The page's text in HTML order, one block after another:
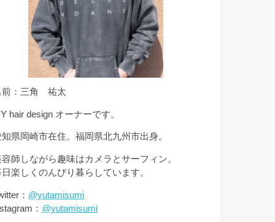
前：三角 祐太
hair design オーナーです。
知県岡崎市在住。福岡県北九州市出身。
容師しながら趣味はカメラとサーフィン。
楽しくのんびり暮らしています。
： @yutamisumi
： @yutamisumi